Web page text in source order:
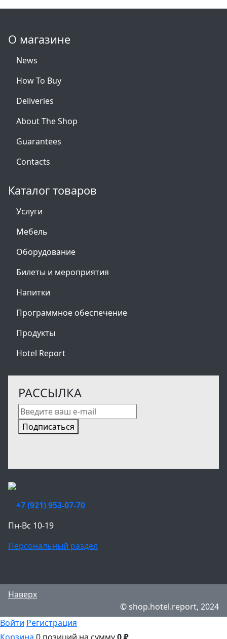
О магазине
News
How To Buy
Deliveries
About The Shop
Guarantees
Contacts
Каталог товаров
Услуги
Мебель
Оборудование
Билеты и мероприятия
Напитки
Программное обеспечение
Продукты
Hotel Report
РАССЫЛКА
Подписаться
+7 (921) 953-07-70
Пн-Вс 10-19
Персональный раздел
Наверх
© shop.hotel.report, 2024
Войти Регистрация